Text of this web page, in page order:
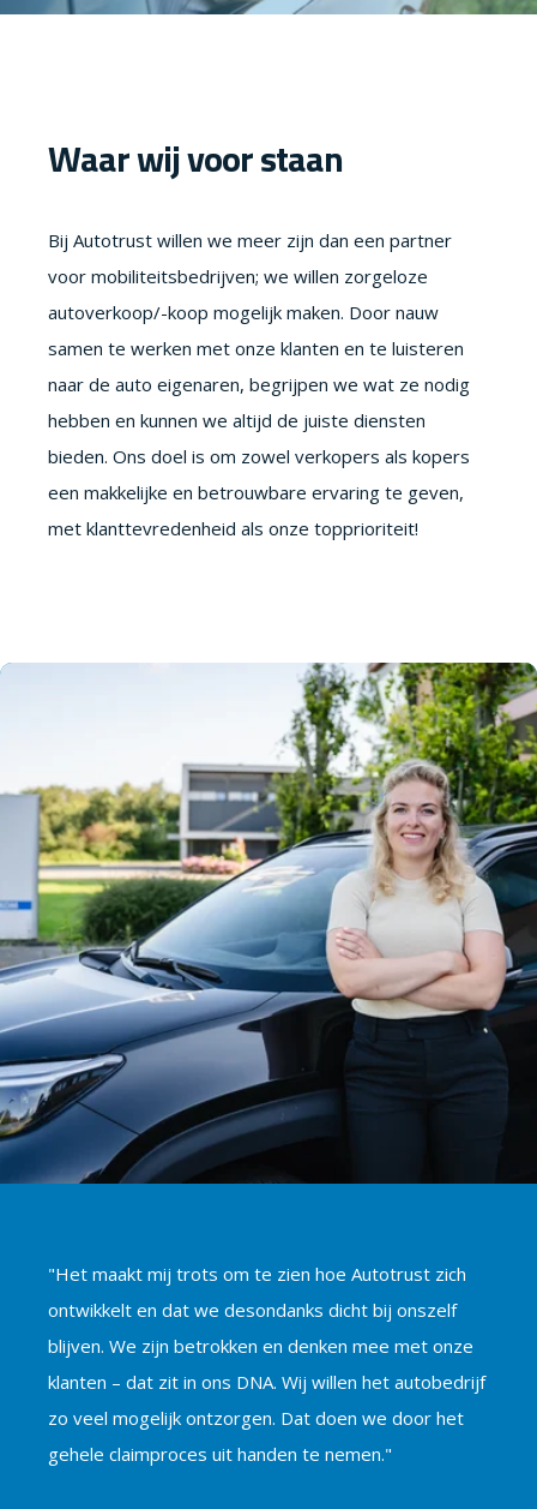
Waar wij voor staan
Bij Autotrust willen we meer zijn dan een partner
voor mobiliteitsbedrijven; we willen zorgeloze
autoverkoop/-koop mogelijk maken. Door nauw
samen te werken met onze klanten en te luisteren
naar de auto eigenaren, begrijpen we wat ze nodig
hebben en kunnen we altijd de juiste diensten
bieden. Ons doel is om zowel verkopers als kopers
een makkelijke en betrouwbare ervaring te geven,
met klanttevredenheid als onze topprioriteit!
"Het maakt mij trots om te zien hoe Autotrust zich
ontwikkelt en dat we desondanks dicht bij onszelf
blijven. We zijn betrokken en denken mee met onze
klanten – dat zit in ons DNA. Wij willen het autobedrijf
zo veel mogelijk ontzorgen. Dat doen we door het
gehele claimproces uit handen te nemen."